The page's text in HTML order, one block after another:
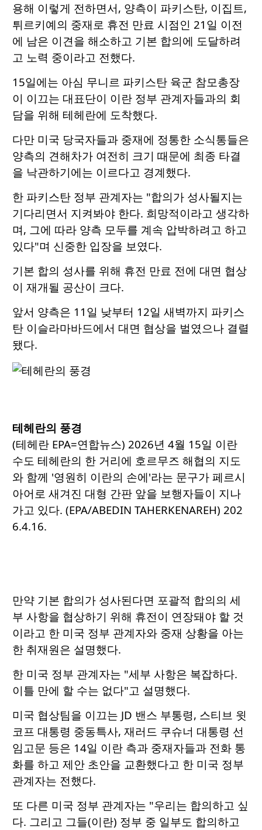
용해 이렇게 전하면서, 양측이 파키스탄, 이집트,
튀르키예의 중재로 휴전 만료 시점인 21일 이전
에 남은 이견을 해소하고 기본 합의에 도달하려
고 노력 중이라고 전했다.
15일에는 아심 무니르 파키스탄 육군 참모총장
이 이끄는 대표단이 이란 정부 관계자들과의 회
담을 위해 테헤란에 도착했다.
다만 미국 당국자들과 중재에 정통한 소식통들은
양측의 견해차가 여전히 크기 때문에 최종 타결
을 낙관하기에는 이르다고 경계했다.
한 파키스탄 정부 관계자는 "합의가 성사될지는
기다리면서 지켜봐야 한다. 희망적이라고 생각하
며, 그에 따라 양측 모두를 계속 압박하려고 하고
있다"며 신중한 입장을 보였다.
기본 합의 성사를 위해 휴전 만료 전에 대면 협상
이 재개될 공산이 크다.
앞서 양측은 11일 낮부터 12일 새벽까지 파키스
탄 이슬라마바드에서 대면 협상을 벌였으나 결렬
됐다.
테헤란의 풍경
(테헤란 EPA=연합뉴스) 2026년 4월 15일 이란
수도 테헤란의 한 거리에 호르무즈 해협의 지도
와 함께 '영원히 이란의 손에'라는 문구가 페르시
아어로 새겨진 대형 간판 앞을 보행자들이 지나
가고 있다. (EPA/ABEDIN TAHERKENAREH) 202
6.4.16.
만약 기본 합의가 성사된다면 포괄적 합의의 세
부 사항을 협상하기 위해 휴전이 연장돼야 할 것
이라고 한 미국 정부 관계자와 중재 상황을 아는
한 취재원은 설명했다.
한 미국 정부 관계자는 "세부 사항은 복잡하다.
이틀 만에 할 수는 없다"고 설명했다.
미국 협상팀을 이끄는 JD 밴스 부통령, 스티브 윗
코프 대통령 중동특사, 재러드 쿠슈너 대통령 선
임고문 등은 14일 이란 측과 중재자들과 전화 통
화를 하고 제안 초안을 교환했다고 한 미국 정부
관계자는 전했다.
또 다른 미국 정부 관계자는 "우리는 합의하고 싶
다. 그리고 그들(이란) 정부 중 일부도 합의하고